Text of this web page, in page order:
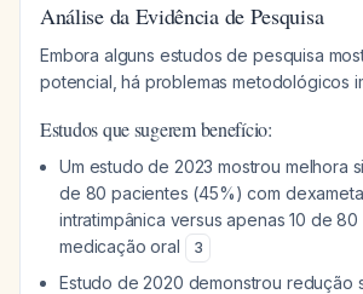
Análise da Evidência de Pesquisa
Embora alguns estudos de pesquisa
potencial, há problemas metodológicos
Estudos que sugerem benefício:
Um estudo de 2023 mostrou melhora
de 80 pacientes (45%) com
intratimpânica versus apenas 10 de 80
medicação oral
3
Estudo de 2020 demonstrou redução